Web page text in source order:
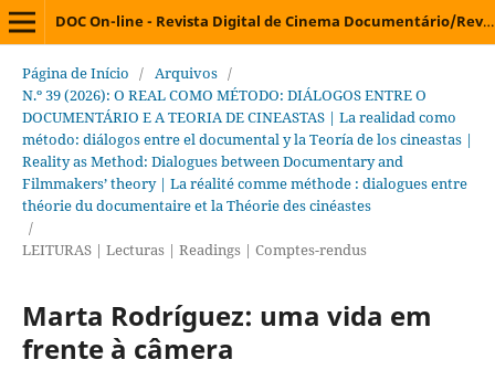
DOC On-line - Revista Digital de Cinema Documentário/Revista Digital de Cine Documental/Digital Journal on Documentary Cinema/Revue Électronique de Cinéma Documentaire
Página de Início / Arquivos /
N.º 39 (2026): O REAL COMO MÉTODO: DIÁLOGOS ENTRE O
DOCUMENTÁRIO E A TEORIA DE CINEASTAS | La realidad como
método: diálogos entre el documental y la Teoría de los cineastas |
Reality as Method: Dialogues between Documentary and
Filmmakers’ theory | La réalité comme méthode : dialogues entre
théorie du documentaire et la Théorie des cinéastes
/
LEITURAS | Lecturas | Readings | Comptes-rendus
Marta Rodríguez: uma vida em
frente à câmera